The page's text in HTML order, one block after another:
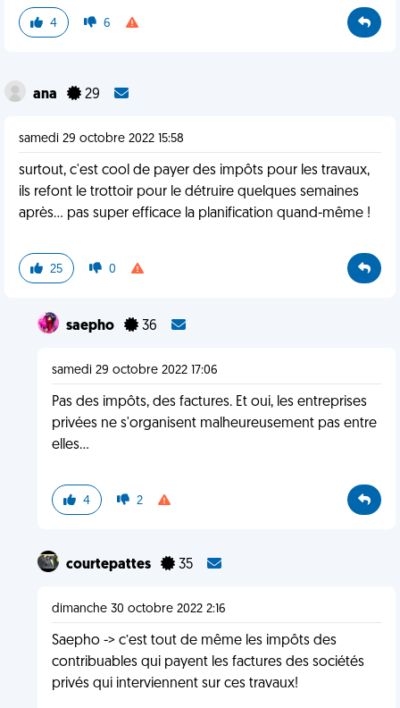
4 6
ana 29
samedi 29 octobre 2022 15:58
surtout, c'est cool de payer des impôts pour les travaux,
ils refont le trottoir pour le détruire quelques semaines
après... pas super efficace la planification quand-même !
25 0
saepho 36
samedi 29 octobre 2022 17:06
Pas des impôts, des factures. Et oui, les entreprises
privées ne s'organisent malheureusement pas entre
elles...
4 2
courtepattes 35
dimanche 30 octobre 2022 2:16
Saepho -> c’est tout de même les impôts des
contribuables qui payent les factures des sociétés
privés qui interviennent sur ces travaux!